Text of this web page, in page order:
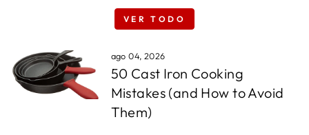
VER TODO
ago 04, 2026
50 Cast Iron Cooking
Mistakes (and How to Avoid
Them)